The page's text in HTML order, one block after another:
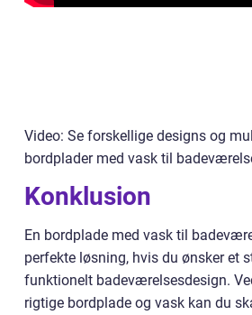
Video: Se forskellige designs og
bordplader med vask til
Konklusion
En bordplade med vask til
perfekte løsning, hvis du ønsker et
funktionelt badeværelsesdesign.
rigtige bordplade og vask kan du